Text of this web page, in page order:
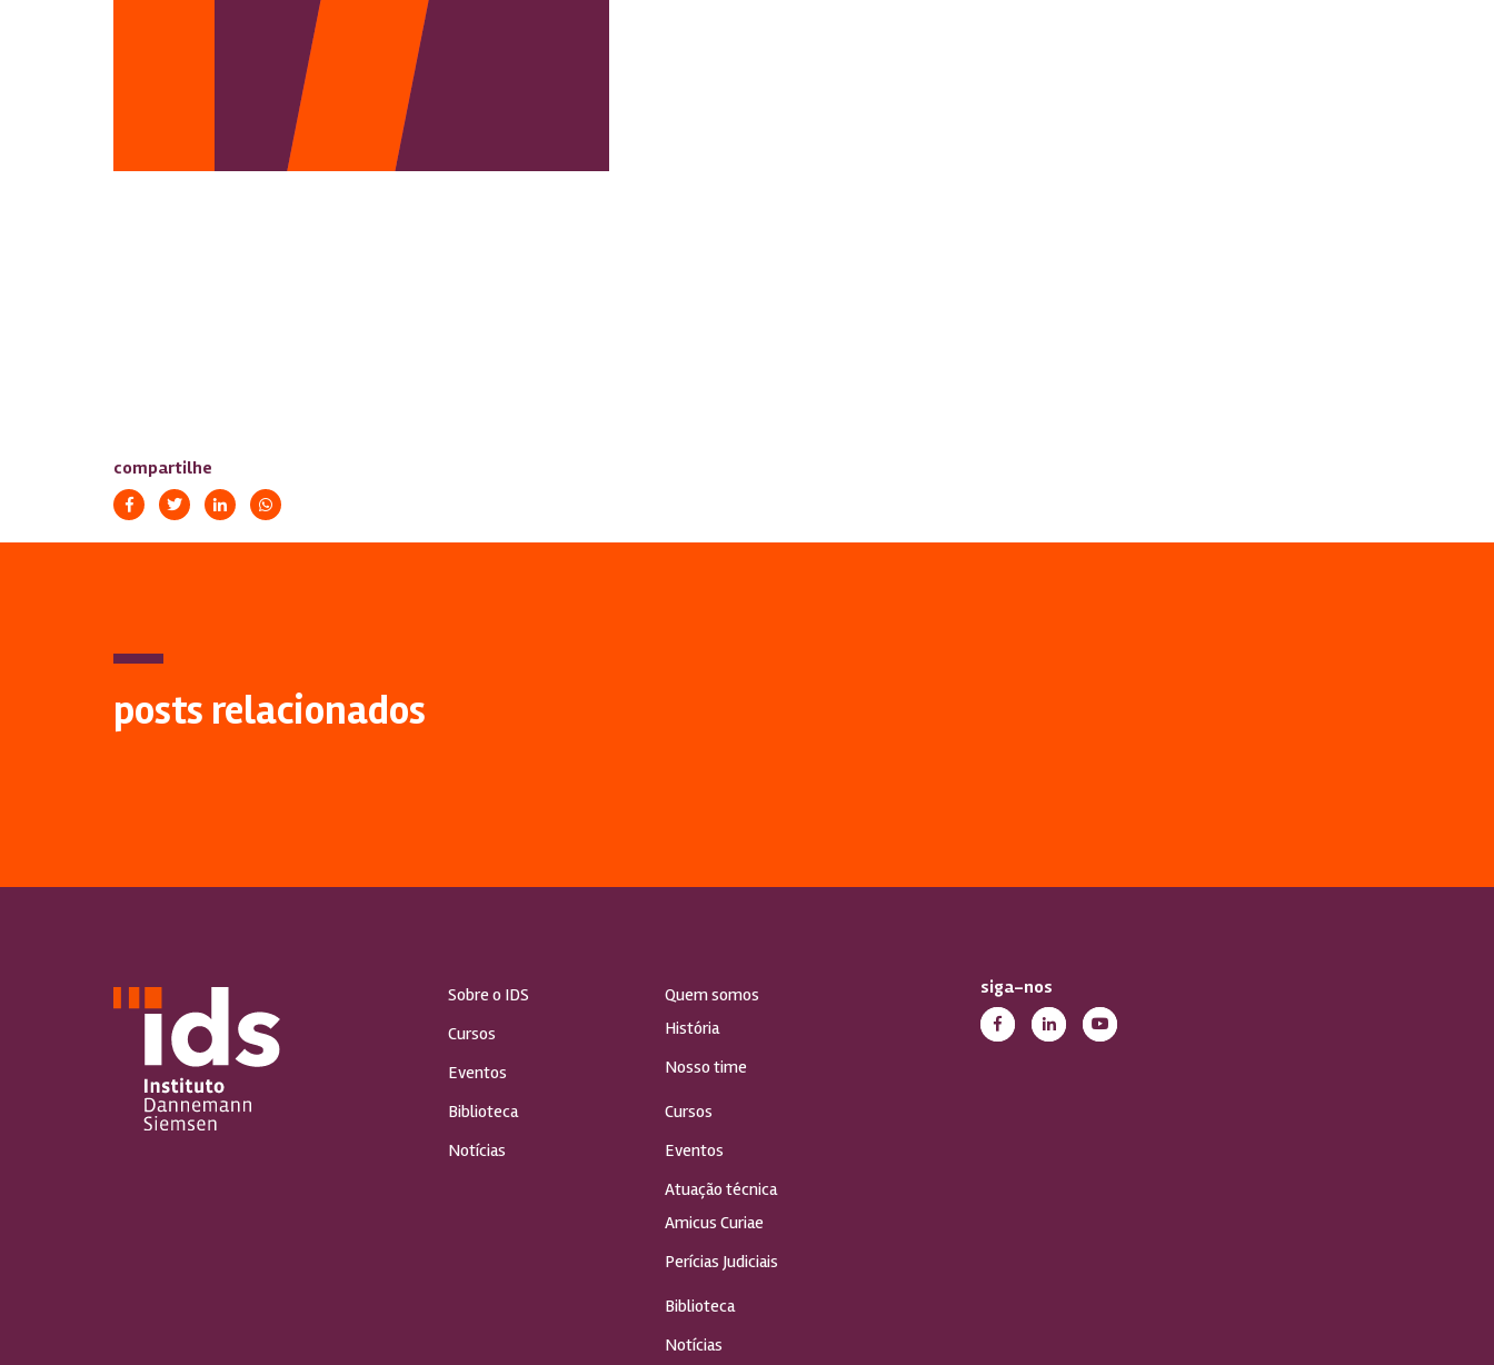
compartilhe
posts relacionados
Sobre o IDS
Cursos
Eventos
Biblioteca
Notícias
Quem somos
História
Nosso time
Cursos
Eventos
Atuação técnica
Amicus Curiae
Perícias Judiciais
Biblioteca
Notícias
siga-nos